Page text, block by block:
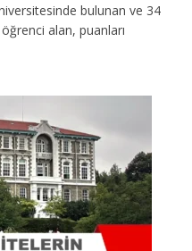
bulunan ve 34
alan, puanları